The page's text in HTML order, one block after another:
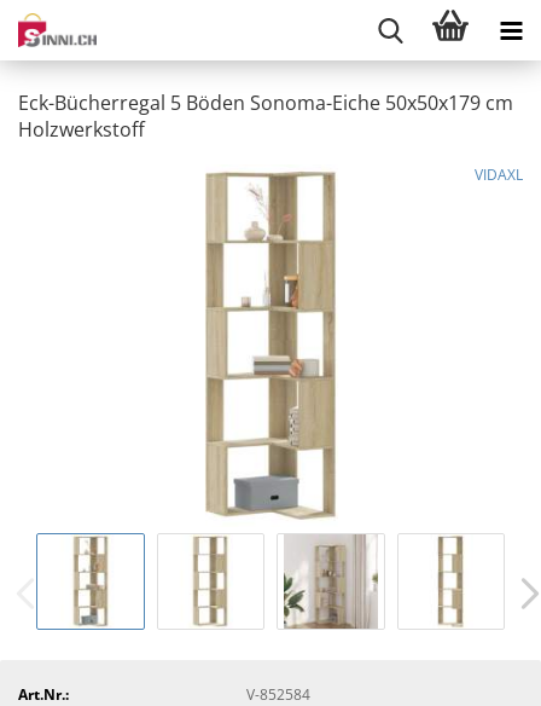
Eck-Bücherregal 5 Böden Sonoma-Eiche 50x50x179 cm
Holzwerkstoff
VIDAXL
Art.Nr.:
V-852584